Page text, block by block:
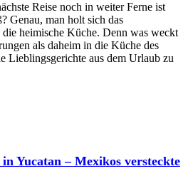
Reise noch in weiter Ferne ist
Genau, man holt sich das
heimische Küche. Denn was weckt
als daheim in die Küche des
Lieblingsgerichte aus dem Urlaub zu
Yucatan – Mexikos versteckte